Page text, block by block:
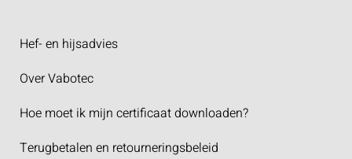
Hef- en hijsadvies
Over Vabotec
Hoe moet ik mijn certificaat downloaden?
Terugbetalen en retourneringsbeleid